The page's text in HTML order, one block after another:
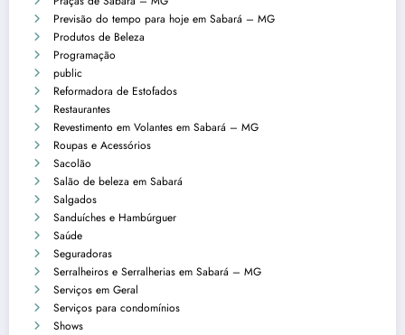
Previsão do tempo para hoje em Sabará – MG
Produtos de Beleza
Programação
public
Reformadora de Estofados
Restaurantes
Revestimento em Volantes em Sabará – MG
Roupas e Acessórios
Sacolão
Salão de beleza em Sabará
Salgados
Sanduíches e Hambúrguer
Saúde
Seguradoras
Serralheiros e Serralherias em Sabará – MG
Serviços em Geral
Serviços para condomínios
Shows